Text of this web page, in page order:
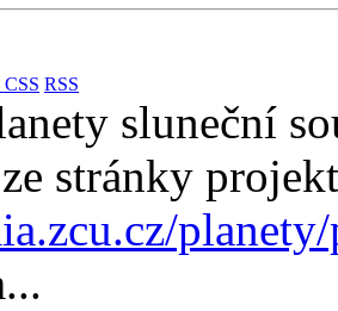
CSS RSS
sluneční
stránky